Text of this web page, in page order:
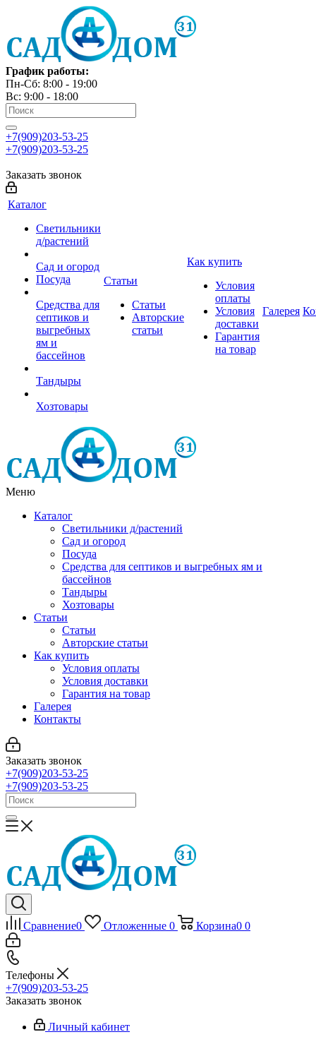
График работы:
Пн-Сб: 8:00 - 19:00
Вс: 9:00 - 18:00
+7(909)203-53-25
+7(909)203-53-25
Заказать звонок
Каталог
Светильники
д/растений
Сад и огород
Посуда
Средства для
септиков и
выгребных
ям и
бассейнов
Тандыры
Хозтовары
Статьи
Статьи
Авторские
статьи
Как купить
Условия
оплаты
Условия
доставки
Гарантия
на товар
Галерея
Меню
Каталог
Светильники д/растений
Сад и огород
Посуда
Средства для септиков и выгребных ям и
бассейнов
Тандыры
Хозтовары
Статьи
Статьи
Авторские статьи
Как купить
Условия оплаты
Условия доставки
Гарантия на товар
Галерея
Контакты
Заказать звонок
+7(909)203-53-25
+7(909)203-53-25
Сравнение0 Отложенные 0 Корзина0 0
Телефоны
+7(909)203-53-25
Заказать звонок
Личный кабинет